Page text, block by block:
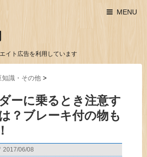
MENU
イト広告を利用しています
知識・その他 >
ーに乗るとき注意す
？ブレーキ付の物も
2017/06/08